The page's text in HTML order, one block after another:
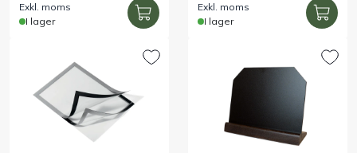
Exkl. moms
I lager
Exkl. moms
I lager